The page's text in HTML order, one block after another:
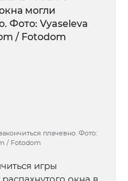
плачевно. Фото:
/ Fotodom
игры